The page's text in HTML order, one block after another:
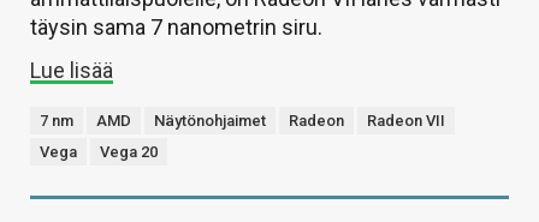
täysin sama 7 nanometrin siru.
Lue lisää
7 nm AMD Näytönohjaimet Radeon
Radeon VII
Vega
Vega 20